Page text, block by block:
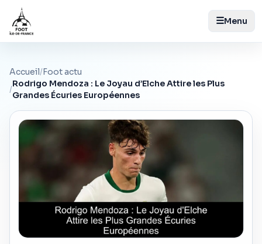
☰Menu
Accueil/Foot actu
/
Rodrigo Mendoza : Le Joyau d’Elche Attire les Plus
Grandes Écuries Européennes